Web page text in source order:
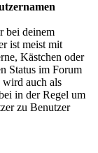
bei deinem
ist meist mit
Kästchen oder
Status im Forum
wird auch als
in der Regel um
zu Benutzer